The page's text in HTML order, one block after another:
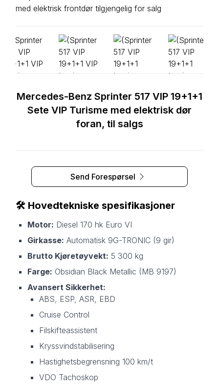
Mercedes-Benz Sprinter 517 VIP 19+1+1
Sete VIP Turisme med elektrisk dør
foran, til salgs
Send Forespørsel
🛠️ Hovedtekniske spesifikasjoner
Motor: Diesel 170 hk Euro VI
Girkasse: Automatisk 9G-TRONIC (9 gir)
Brutto Kjøretøyvekt: 5 300 kg
Farge: Obsidian Black Metallic (MB 9197)
Avansert Sikkerhet:
ABS, ESP, ASR, EBD
Cruise Control
Filskifteassistent
Kryssvindstabilisering
Hastighetsbegrensning 100 km/t
VDO Tachoskop